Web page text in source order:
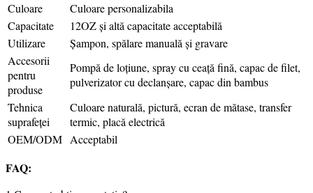
Culoare
Culoare personalizabila
Capacitate
12OZ și altă capacitate acceptabilă
Utilizare
Șampon, spălare manuală și gravare
Accesorii
pentru
produse
Pompă de loțiune, spray cu ceață fină, capac de filet,
pulverizator cu declanșare, capac din bambus
Tehnica
suprafeței
Culoare naturală, pictură, ecran de mătase, transfer
termic, placă electrică
OEM/ODM Acceptabil
FAQ: